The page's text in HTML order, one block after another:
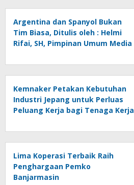
Helmi Rifai, SH
Argentina dan Spanyol Bukan
Tim Biasa, Ditulis oleh : Helmi
Rifai, SH, Pimpinan Umum Media
Kemnaker Petakan Kebutuhan
Industri Jepang untuk Perluas
Peluang Kerja bagi Tenaga Kerja
Lima Koperasi Terbaik Raih
Penghargaan Pemko
Banjarmasin